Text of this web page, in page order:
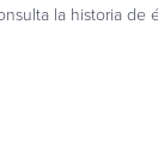
la historia de